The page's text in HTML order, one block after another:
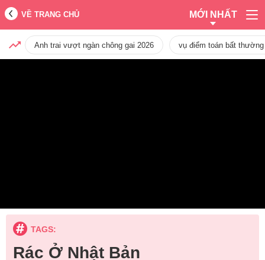
VỀ TRANG CHỦ MỚI NHẤT
Anh trai vượt ngàn chông gai 2026 vụ điểm toán bất
TAGS:
Rác Ở Nhật Bản